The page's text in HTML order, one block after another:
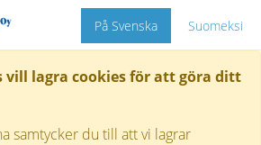
vill lagra cookies för att göra ditt
samtycker du till att vi lagrar
På Svenska Suomeksi